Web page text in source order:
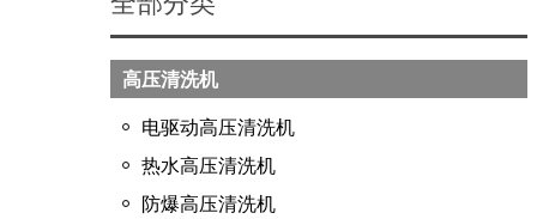
高压清洗机
电驱动高压清洗机
热水高压清洗机
防爆高压清洗机